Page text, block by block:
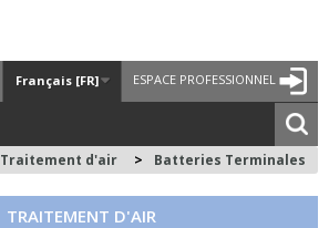
ESPACE PROFESSIONNEL
Français [FR]
Traitement d'air > Batteries Terminales
TRAITEMENT D'AIR